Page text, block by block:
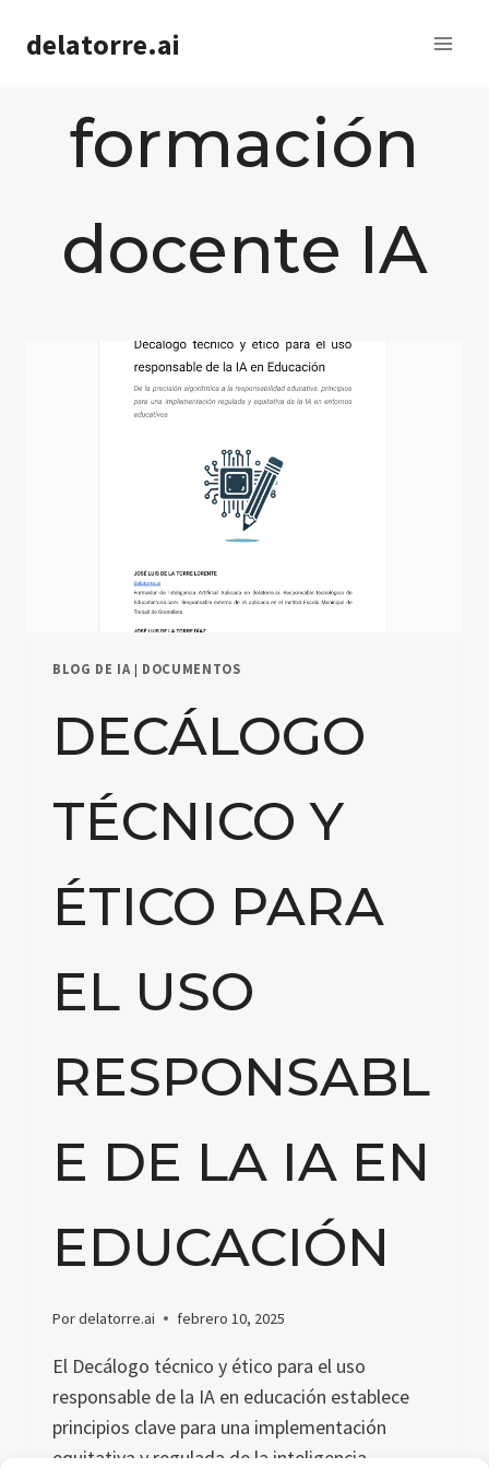
delatorre.ai
formación
docente IA
BLOG DE IA | DOCUMENTOS
DECÁLOGO
TÉCNICO Y
ÉTICO PARA
EL USO
RESPONSABL
E DE LA IA EN
EDUCACIÓN
Pordelatorre.ai febrero 10, 2025
El Decálogo técnico y ético para el uso
responsable de la IA en educación establece
principios clave para una implementación
equitativa y regulada de la inteligencia